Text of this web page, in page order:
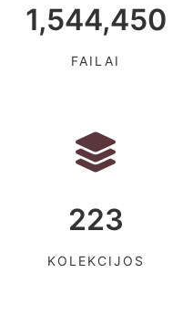
1,544,450
FAILAI
223
KOLEKCIJOS